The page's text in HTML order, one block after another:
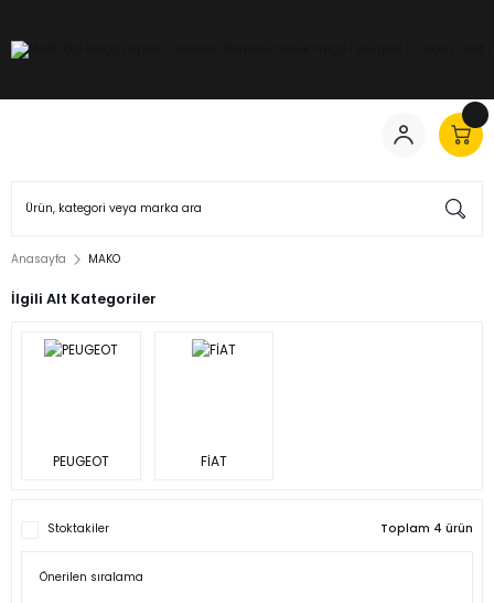
Anasayfa MAKO
İlgili Alt Kategoriler
PEUGEOT FİAT
Stoktakiler Toplam 4 ürün